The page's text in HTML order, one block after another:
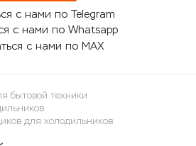
бытовой техники
для холодильников